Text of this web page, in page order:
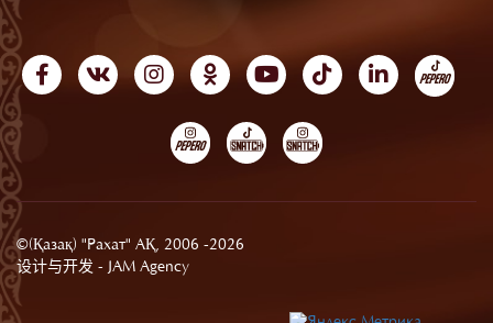
©(Қазақ) "Рахат" АҚ, 2006 -2026
设计与开发 - JAM Agency